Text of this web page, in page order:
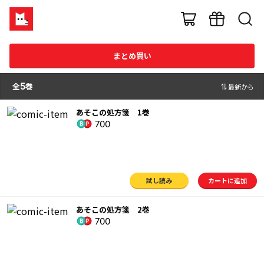
まとめ買い
全5巻 最新から
あそこの処方箋 1巻
700
試し読み カートに追加
あそこの処方箋 2巻
700